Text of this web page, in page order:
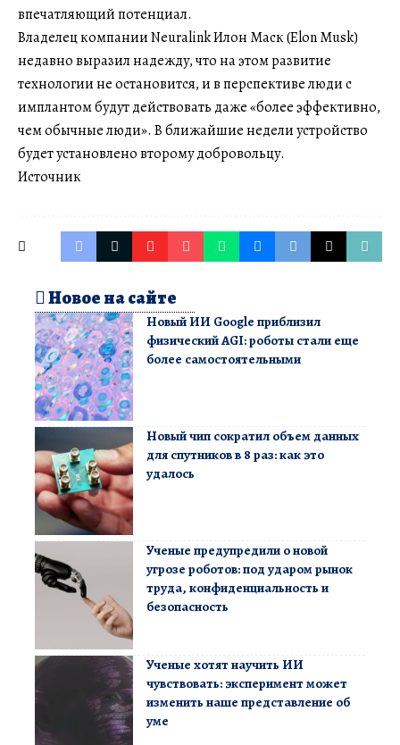
впечатляющий потенциал.
Владелец компании Neuralink Илон Маск (Elon Musk)
недавно выразил надежду, что на этом развитие
технологии не остановится, и в перспективе люди с
имплантом будут действовать даже «более эффективно,
чем обычные люди». В ближайшие недели устройство
будет установлено второму добровольцу.
Источник
Новое на сайте
Новый ИИ Google приблизил
физический AGI: роботы стали еще
более самостоятельными
Новый чип сократил объем данных
для спутников в 8 раз: как это
удалось
Ученые предупредили о новой
угрозе роботов: под ударом рынок
труда, конфиденциальность и
безопасность
Ученые хотят научить ИИ
чувствовать: эксперимент может
изменить наше представление об
уме